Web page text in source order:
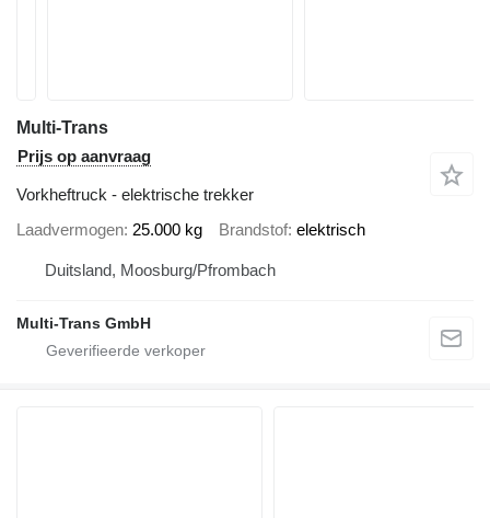
Multi-Trans
Prijs op aanvraag
Vorkheftruck - elektrische trekker
Laadvermogen 25.000 kg Brandstof elektrisch
Duitsland, Moosburg/Pfrombach
Multi-Trans GmbH